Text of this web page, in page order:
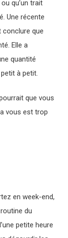
qu’un trait
Une récente
conclure que
Elle a
quantité
à petit.
que vous
vous est trop
en week-end,
du
petite heure